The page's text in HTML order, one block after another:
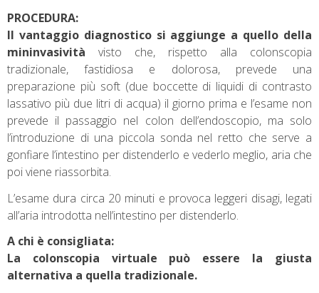
PROCEDURA:
Il vantaggio diagnostico si aggiunge a quello della
mininvasività visto che, rispetto alla colonscopia
tradizionale, fastidiosa e dolorosa, prevede una
preparazione più soft (due boccette di liquidi di contrasto
lassativo più due litri di acqua) il giorno prima e l’esame non
prevede il passaggio nel colon dell’endoscopio, ma solo
l’introduzione di una piccola sonda nel retto che serve a
gonfiare l’intestino per distenderlo e vederlo meglio, aria che
poi viene riassorbita.
L’esame dura circa 20 minuti e provoca leggeri disagi, legati
all’aria introdotta nell’intestino per distenderlo.
A chi è consigliata:
La colonscopia virtuale può essere la giusta
alternativa a quella tradizionale.